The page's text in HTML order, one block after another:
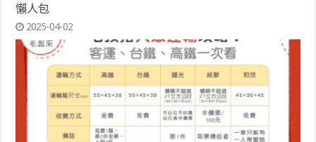
懶人包
2025-04-02